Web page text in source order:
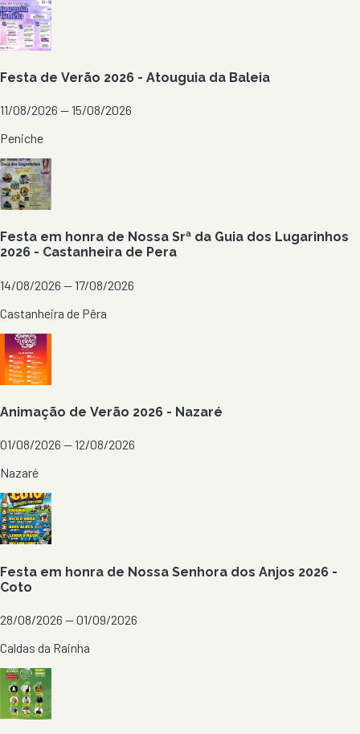
Festa de Verão 2026 - Atouguia da Baleia
11/08/2026 — 15/08/2026
Peniche
Festa em honra de Nossa Srª da Guia dos Lugarinhos
2026 - Castanheira de Pera
14/08/2026 — 17/08/2026
Castanheira de Pêra
Animação de Verão 2026 - Nazaré
01/08/2026 — 12/08/2026
Nazaré
Festa em honra de Nossa Senhora dos Anjos 2026 -
Coto
28/08/2026 — 01/09/2026
Caldas da Rainha